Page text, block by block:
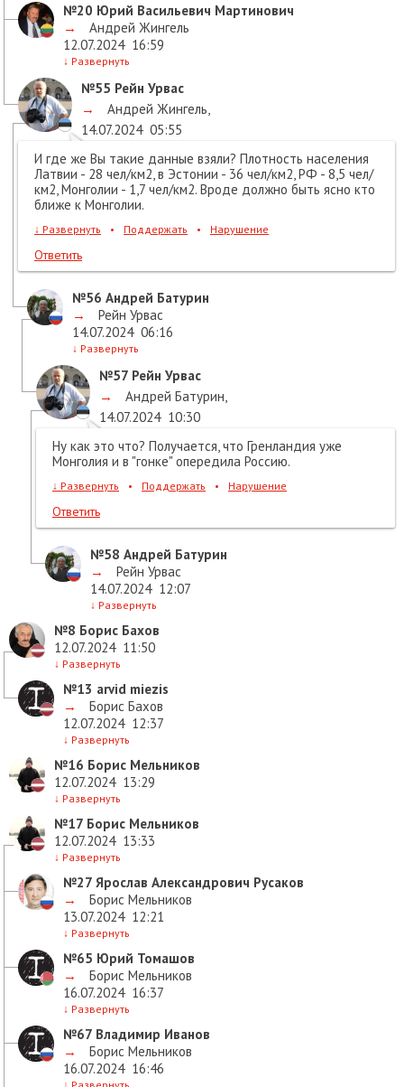
№20 Юрий Васильевич Мартинович
→
Андрей Жингель
12.07.2024 16:59
↓ Развернуть
№55 Рейн Урвас
→
Андрей Жингель
14.07.2024 05:55
И где же Вы такие данные взяли? Плотность населения
Латвии - 28 чел/км2, в Эстонии - 36 чел/км2, РФ - 8,5 чел/
км2, Монголии - 1,7 чел/км2. Вроде должно быть ясно кто
ближе к Монголии.
↓ Развернуть • Поддержать • Нарушение
Ответить
№56 Андрей Батурин
→
Рейн Урвас
14.07.2024 06:16
↓ Развернуть
№57 Рейн Урвас
→
Андрей Батурин
14.07.2024 10:30
Ну как это что? Получается, что Гренландия уже
Монголия и в "гонке" опередила Россию.
↓ Развернуть • Поддержать • Нарушение
Ответить
№58 Андрей Батурин
→
Рейн Урвас
14.07.2024 12:07
↓ Развернуть
№8 Борис Бахов
12.07.2024 11:50
↓ Развернуть
№13 arvid miezis
→
Борис Бахов
12.07.2024 12:37
↓ Развернуть
№16 Борис Мельников
12.07.2024 13:29
↓ Развернуть
№17 Борис Мельников
12.07.2024 13:33
↓ Развернуть
№27 Ярослав Александрович Русаков
→
Борис Мельников
13.07.2024 12:21
↓ Развернуть
№65 Юрий Томашов
→
Борис Мельников
16.07.2024 16:37
↓ Развернуть
№67 Владимир Иванов
→
Борис Мельников
16.07.2024 16:46